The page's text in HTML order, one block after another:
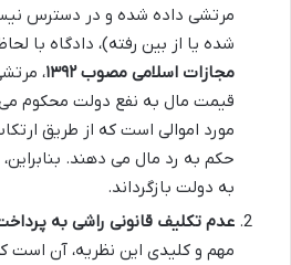
مرتشی داده شده و در دسترس
شده یا از بین رفته)، دادگاه با
مجازات اسلامی مصوب ۱۳۹۲
،
قیمت مال به نفع دولت محکوم می
مورد اموالی است که از طریق
حکم به رد مال می دهند.
به دولت بازگرداند.
عدم تکلیف قانونی راشی به
مهم و کلیدی این نظریه، آن است